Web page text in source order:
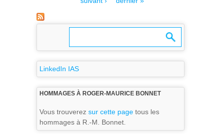
LinkedIn IAS
HOMMAGES À ROGER-MAURICE BONNET
Vous trouverez sur cette page tous les
hommages à R.-M. Bonnet.